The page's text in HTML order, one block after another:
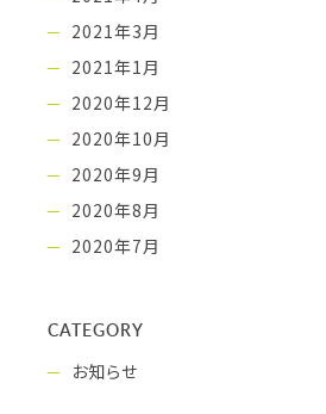
2021年3月
2021年1月
2020年12月
2020年10月
2020年9月
2020年8月
2020年7月
CATEGORY
お知らせ